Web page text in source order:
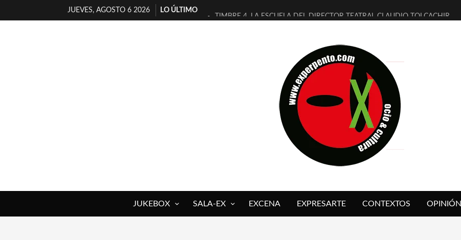
JUEVES, AGOSTO 6 2026
LO ÚLTIMO
TIMBRE 4, LA ESCUELA DEL DIRECTOR TEATRAL CLAUDIO TOLCACHIR
MILITARES JUDÍAS EN #EXVITA
D’BALDOMEROS REINVENTAN [BITÁCORA 3.0] EN EXVITA
MARSHALL FLASH PRESENTA EN EXVITA [RELATIVA SENCILLEZ]
JOFRE BARDAGÍ EN EXVITA INTERPRETANDO A SERRAT
YORCH PRESENTA [CURSO DE ARMONÍA PERSECUTORIA] EN EXVITA
MAGALÍ SARE NOS EXPLICA [DESCASADA]
JUKEBOX SALA-EX EXCENA EXPRESARTE CONTEXTOS OPINIÓN